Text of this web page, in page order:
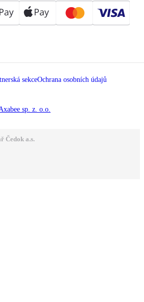
sekceOchrana osobních údajů
sp. z. o.o.
Čedok a.s.